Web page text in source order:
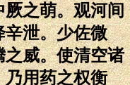
之萌。观河间
辛泄。少佐微
威。使清空诸
乃用药之权衡